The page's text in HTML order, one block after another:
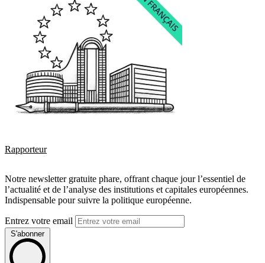
Rapporteur
Notre newsletter gratuite phare, offrant chaque jour l’essentiel de
l’actualité et de l’analyse des institutions et capitales européennes.
Indispensable pour suivre la politique européenne.
Entrez votre email
S'abonner